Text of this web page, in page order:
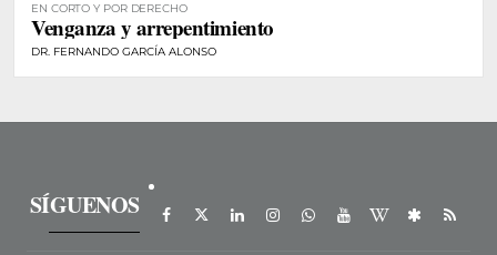
EN CORTO Y POR DERECHO
Venganza y arrepentimiento
DR. FERNANDO GARCÍA ALONSO
SÍGUENOS